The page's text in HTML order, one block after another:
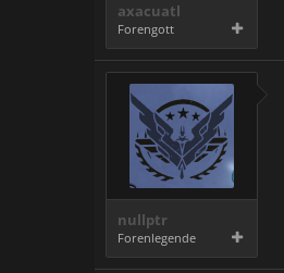
axacuatl
Forengott
nullptr
Forenlegende